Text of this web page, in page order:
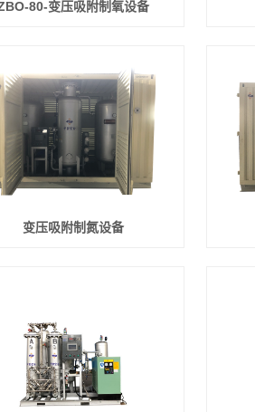
80-变压吸附制氧设备
变压吸附制氮设备